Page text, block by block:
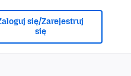
się/Zarejestruj
się